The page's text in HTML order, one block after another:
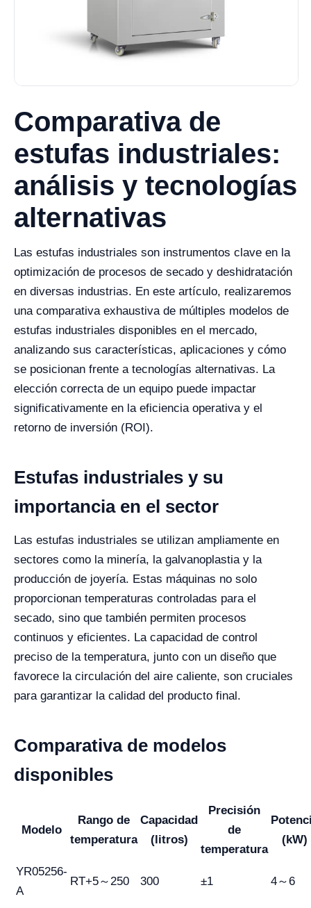
Comparativa de
estufas industriales:
análisis y tecnologías
alternativas
Las estufas industriales son instrumentos clave en la
optimización de procesos de secado y deshidratación
en diversas industrias. En este artículo, realizaremos
una comparativa exhaustiva de múltiples modelos de
estufas industriales disponibles en el mercado,
analizando sus características, aplicaciones y cómo
se posicionan frente a tecnologías alternativas. La
elección correcta de un equipo puede impactar
significativamente en la eficiencia operativa y el
retorno de inversión (ROI).
Estufas industriales y su
importancia en el sector
Las estufas industriales se utilizan ampliamente en
sectores como la minería, la galvanoplastia y la
producción de joyería. Estas máquinas no solo
proporcionan temperaturas controladas para el
secado, sino que también permiten procesos
continuos y eficientes. La capacidad de control
preciso de la temperatura, junto con un diseño que
favorece la circulación del aire caliente, son cruciales
para garantizar la calidad del producto final.
Comparativa de modelos
disponibles
Modelo
Rango de
temperatura
Capacidad
(litros)
Precisión
de
temperatura
(kW)
YR05256-
A
RT+5～250 300 ±1 4～6